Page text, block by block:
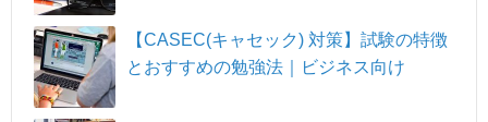
【CASEC(キャセック) 対策】試験の特徴
とおすすめの勉強法｜ビジネス向け